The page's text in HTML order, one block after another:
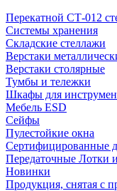
Перекатной СТ-012
Системы хранения
Складские стеллажи
Верстаки
Верстаки столярные
Тумбы и тележки
Шкафы для
Мебель ESD
Сейфы
Пулестойкие окна
Сертифицированные
Передаточные Лотки
Новинки
Продукция, снятая с